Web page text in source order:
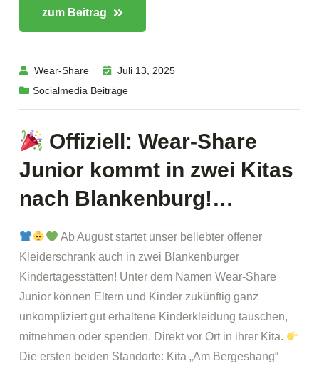
zum Beitrag
Wear-Share
Juli 13, 2025
Socialmedia Beiträge
Offiziell: Wear-Share
Junior kommt in zwei Kitas
nach Blankenburg!…
Ab August startet unser beliebter offener
Kleiderschrank auch in zwei Blankenburger
Kindertagesstätten! Unter dem Namen Wear-Share
Junior können Eltern und Kinder zukünftig ganz
unkompliziert gut erhaltene Kinderkleidung tauschen,
mitnehmen oder spenden. Direkt vor Ort in ihrer Kita.
Die ersten beiden Standorte: Kita „Am Bergeshang“